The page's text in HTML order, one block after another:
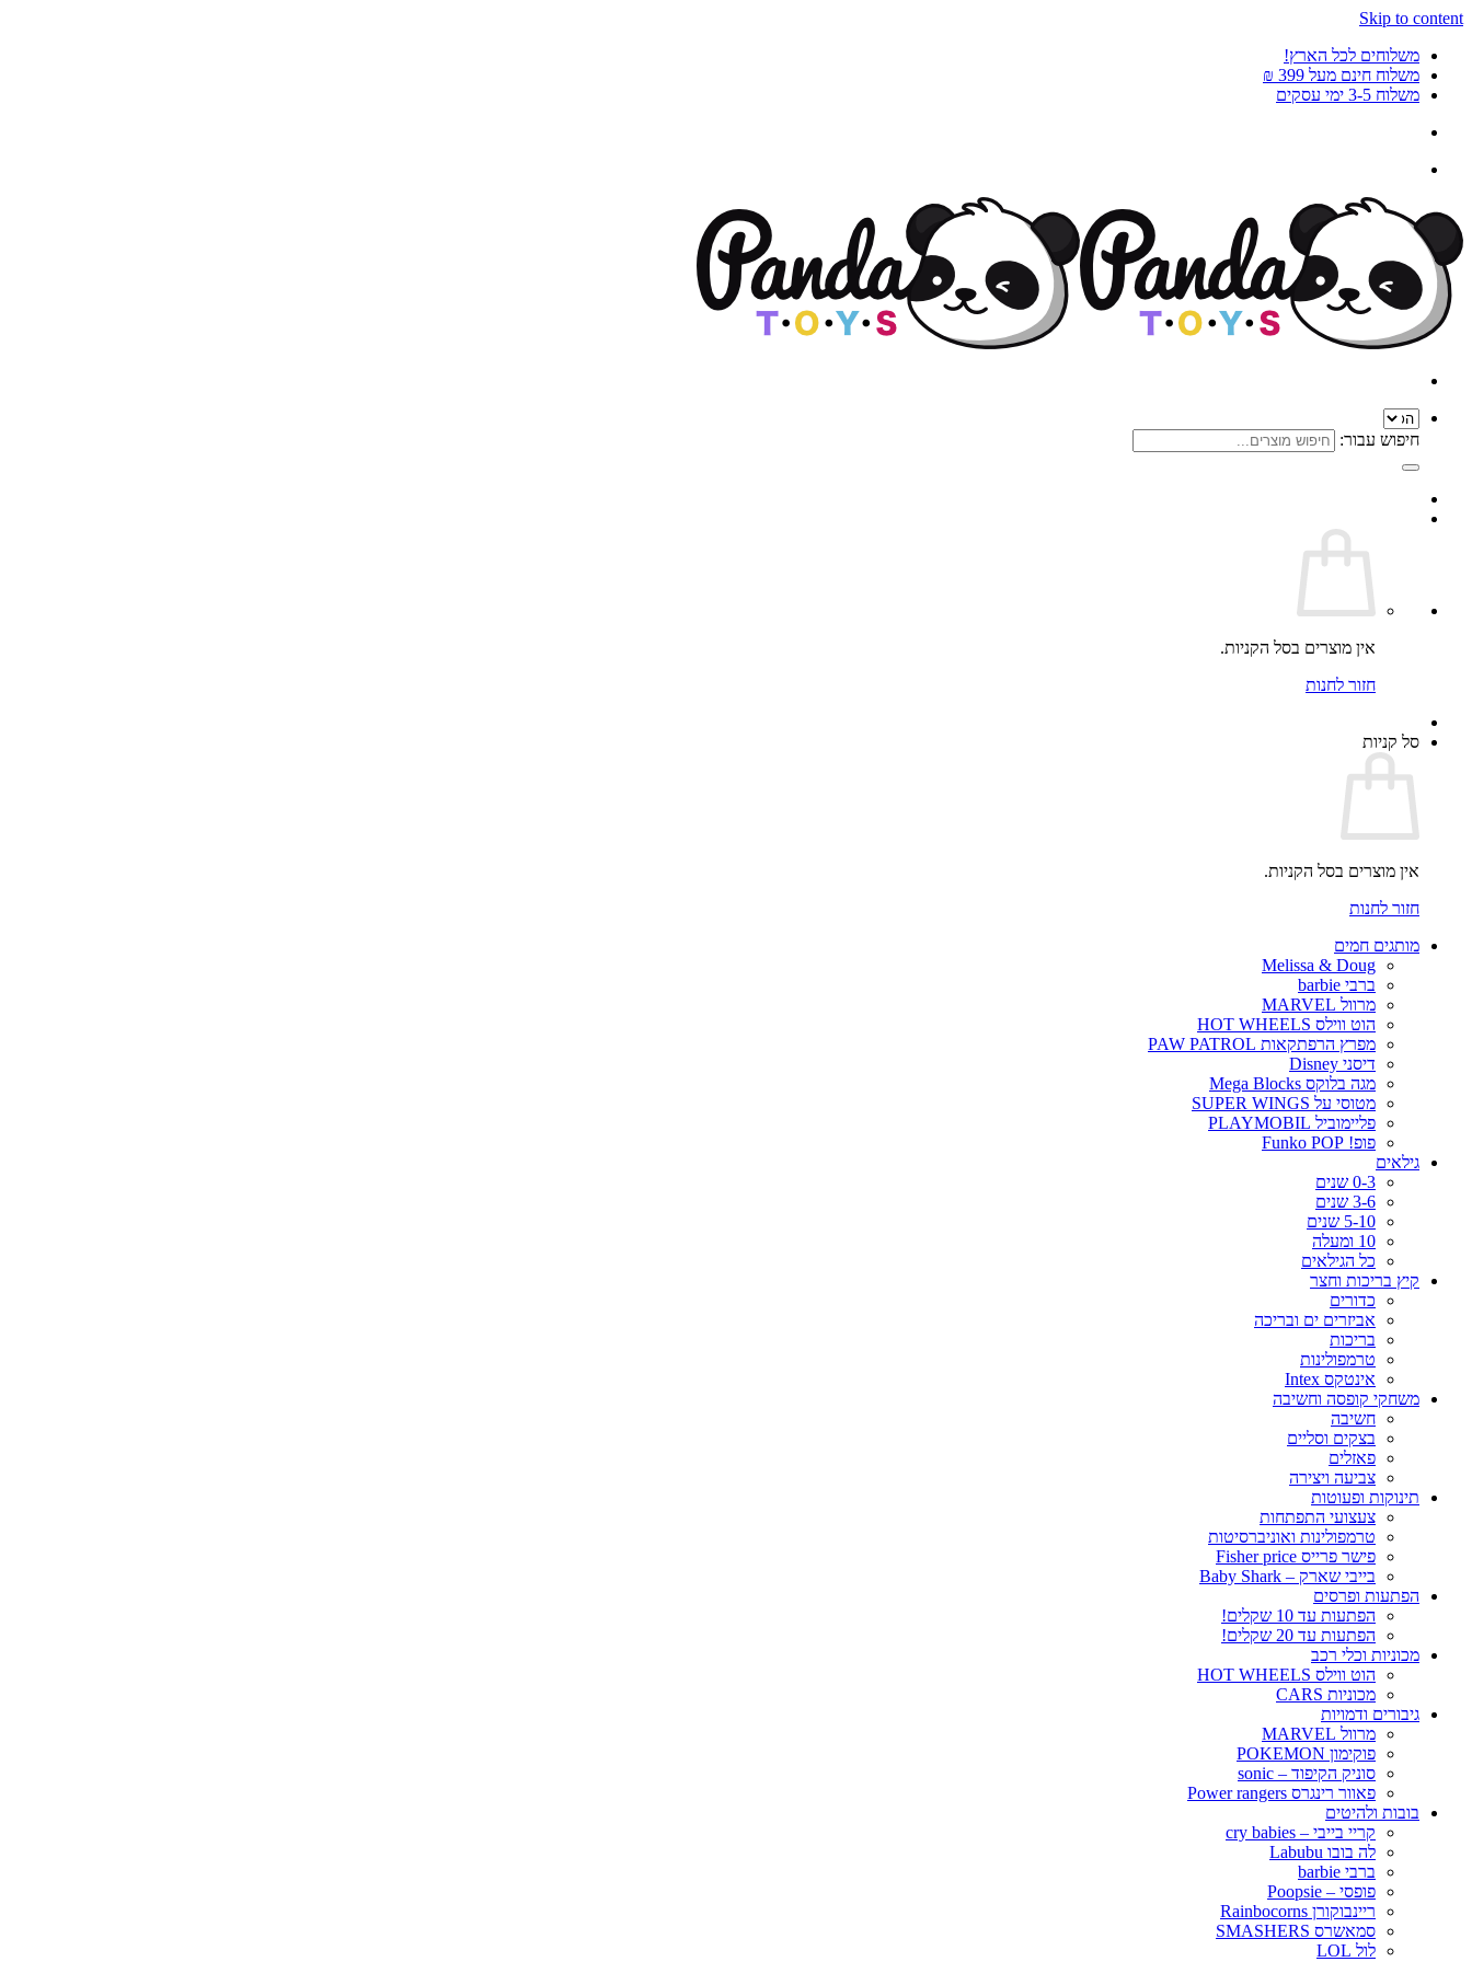
Skip to content
משלוחים לכל הארץ!
משלוח חינם מעל 399 ₪
משלוח 3-5 ימי עסקים
חיפוש עבור:
אין מוצרים בסל הקניות.
חזור לחנות
סל קניות
אין מוצרים בסל הקניות.
חזור לחנות
מותגים חמים
Melissa & Doug
ברבי barbie
מרוול MARVEL
הוט ווילס HOT WHEELS
מפרץ הרפתקאות PAW PATROL
דיסני Disney
מגה בלוקס Mega Blocks
מטוסי על SUPER WINGS
פליימוביל PLAYMOBIL
פופ! Funko POP
גילאים
0-3 שנים
3-6 שנים
5-10 שנים
10 ומעלה
כל הגילאים
קיץ בריכות וחצר
כדורים
אביזרים ים ובריכה
בריכות
טרמפולינות
אינטקס Intex
משחקי קופסה וחשיבה
חשיבה
בצקים וסליים
פאזלים
צביעה ויצירה
תינוקות ופעוטות
צעצועי התפתחות
טרמפולינות ואוניברסיטות
פישר פרייס Fisher price
בייבי שארק – Baby Shark
הפתעות ופרסים
הפתעות עד 10 שקלים!
הפתעות עד 20 שקלים!
מכוניות וכלי רכב
הוט ווילס HOT WHEELS
מכוניות CARS
גיבורים ודמויות
מרוול MARVEL
פוקימון POKEMON
סוניק הקיפוד – sonic
פאוור רינגרס Power rangers
בובות ולהיטים
קריי בייבי – cry babies
לה בובו Labubu
ברבי barbie
פופסי – Poopsie
ריינבוקורן Rainbocorns
סמאשרס SMASHERS
לול LOL